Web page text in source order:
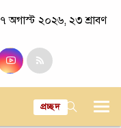
অগাস্ট ২০২৬, ২৩ শ্রাবণ
প্রচ্ছদ